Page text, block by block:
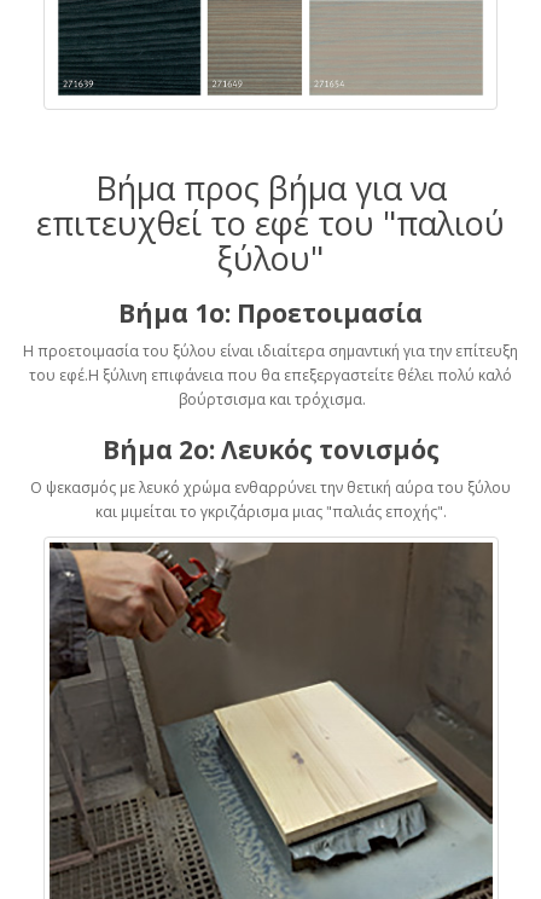
Βήμα προς βήμα για να
επιτευχθεί το εφέ του "παλιού
ξύλου"
Βήμα 1ο: Προετοιμασία
Η προετοιμασία του ξύλου είναι ιδιαίτερα σημαντική για την επίτευξη
του εφέ.Η ξύλινη επιφάνεια που θα επεξεργαστείτε θέλει πολύ καλό
βούρτσισμα και τρόχισμα.
Βήμα 2ο: Λευκός τονισμός
Ο ψεκασμός με λευκό χρώμα ενθαρρύνει την θετική αύρα του ξύλου
και μιμείται το γκριζάρισμα μιας "παλιάς εποχής".